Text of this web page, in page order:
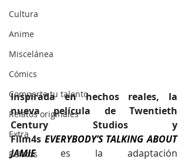
Cultura
Anime
Miscelánea
Cómics
Comparte tu talento
Relatos originales
Extra
Relatos
Inspirada en hechos reales, la
nueva película de Twentieth
Century Studios y
Film4s EVERYBODY’S TALKING ABOUT
JAMIE es la adaptación